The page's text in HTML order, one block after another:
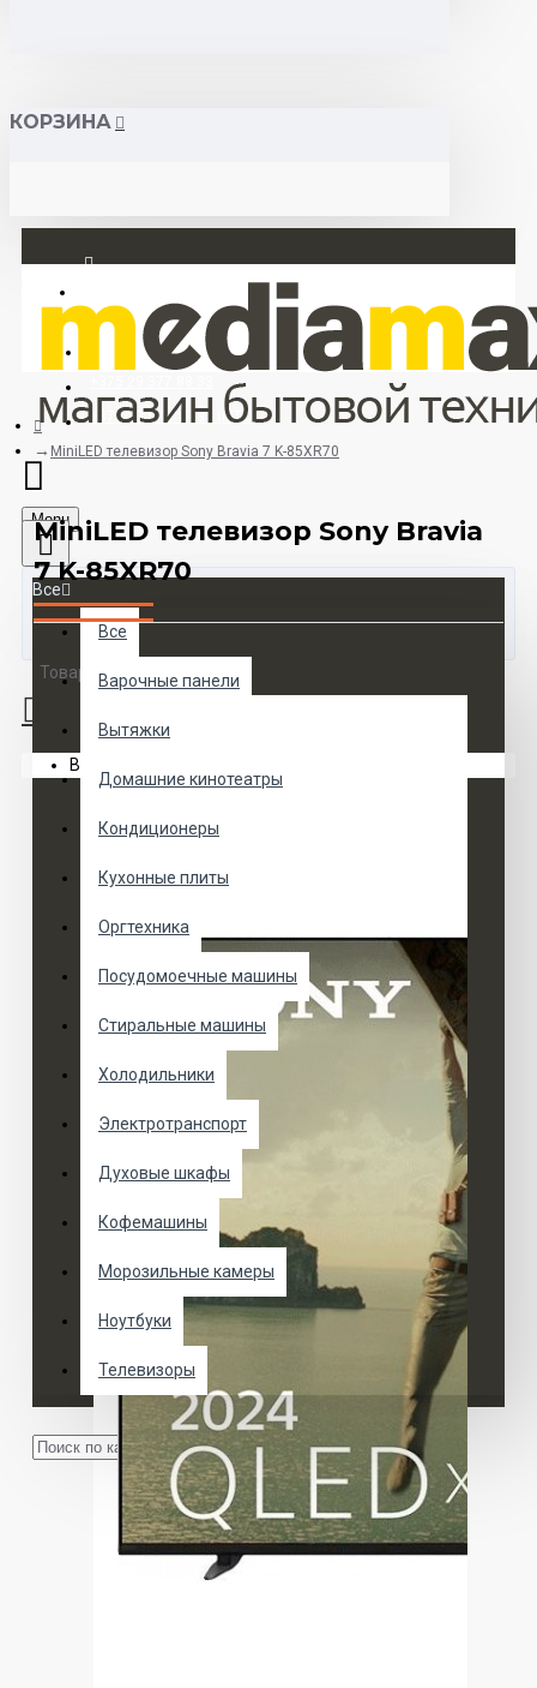
КОРЗИНА
Регистрация
+375 33 673 17 31 (МТС)
Menu
Все
Все
Варочные панели
Вытяжки
Домашние кинотеатры
Кондиционеры
Кухонные плиты
Оргтехника
Посудомоечные машины
Стиральные машины
Холодильники
Электротранспорт
Духовые шкафы
Кофемашины
Морозильные камеры
Ноутбуки
Телевизоры
Товаров 0 (0 руб.)
Ваша корзина пуста!
MiniLED телевизор Sony Bravia 7 K-85XR70
MiniLED телевизор Sony Bravia
7 K-85XR70